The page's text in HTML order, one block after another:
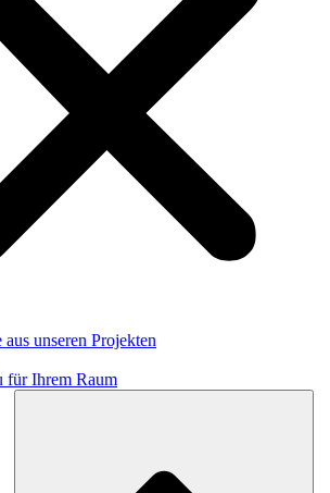
aus unseren Projekten
für Ihrem Raum